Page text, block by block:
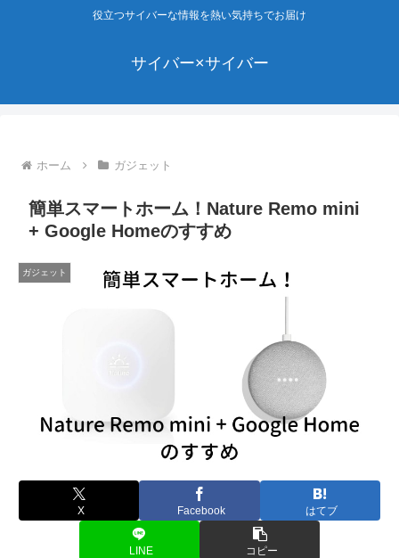
役立つサイバーな情報を熱い気持ちでお届け
サイバー×サイバー
ホーム ガジェット
簡単スマートホーム！Nature Remo mini
+ Google Homeのすすめ
ガジェット
X Facebook はてブ
LINE コピー